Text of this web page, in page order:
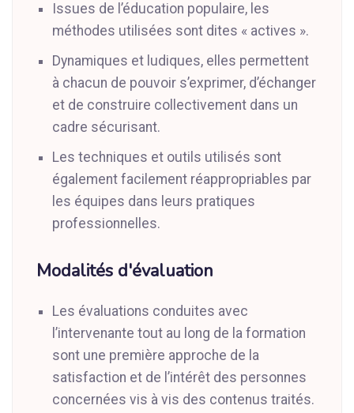
Issues de l’éducation populaire, les
méthodes utilisées sont dites « actives ».
Dynamiques et ludiques, elles permettent
à chacun de pouvoir s’exprimer, d’échanger
et de construire collectivement dans un
cadre sécurisant.
Les techniques et outils utilisés sont
également facilement réappropriables par
les équipes dans leurs pratiques
professionnelles.
Modalités d'évaluation
Les évaluations conduites avec
l’intervenante tout au long de la formation
sont une première approche de la
satisfaction et de l’intérêt des personnes
concernées vis à vis des contenus traités.